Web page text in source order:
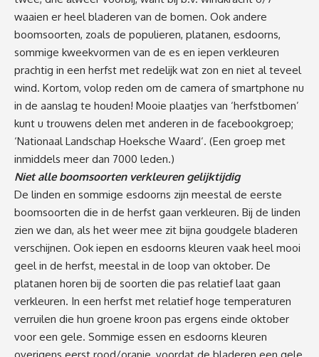
waaien er heel bladeren van de bomen. Ook andere
boomsoorten, zoals de populieren, platanen, esdoorns,
sommige kweekvormen van de es en iepen verkleuren
prachtig in een herfst met redelijk wat zon en niet al teveel
wind. Kortom, volop reden om de camera of smartphone nu
in de aanslag te houden! Mooie plaatjes van ‘herfstbomen’
kunt u trouwens delen met anderen in de facebookgroep;
‘Nationaal Landschap Hoeksche Waard‘. (Een groep met
inmiddels meer dan 7000 leden.)
Niet alle boomsoorten verkleuren gelijktijdig
De linden en sommige esdoorns zijn meestal de eerste
boomsoorten die in de herfst gaan verkleuren. Bij de linden
zien we dan, als het weer mee zit bijna goudgele bladeren
verschijnen. Ook iepen en esdoorns kleuren vaak heel mooi
geel in de herfst, meestal in de loop van oktober. De
platanen horen bij de soorten die pas relatief laat gaan
verkleuren. In een herfst met relatief hoge temperaturen
verruilen die hun groene kroon pas ergens einde oktober
voor een gele. Sommige essen en esdoorns kleuren